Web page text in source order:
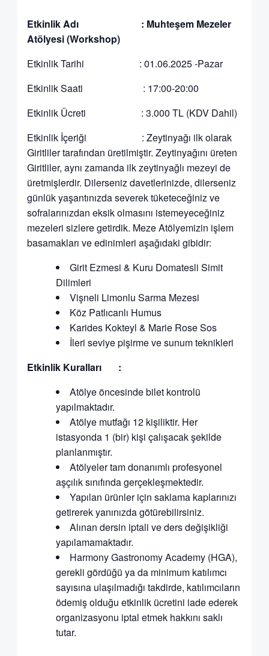
Etkinlik Adı : Muhteşem Mezeler
Atölyesi (Workshop)
Etkinlik Tarihi : 01.06.2025 -Pazar
Etkinlik Saati : 17:00-20:00
Etkinlik Ücreti : 3.000 TL (KDV Dahil)
Etkinlik İçeriği : Zeytinyağı ilk olarak
Giritliler tarafından üretilmiştir. Zeytinyağını üreten
Giritliler, aynı zamanda ilk zeytinyağlı mezeyi de
üretmişlerdir. Dilerseniz davetlerinizde, dilerseniz
günlük yaşantınızda severek tüketeceğiniz ve
sofralarınızdan eksik olmasını istemeyeceğiniz
mezeleri sizlere getirdik. Meze Atölyemizin işlem
basamakları ve edinimleri aşağıdaki gibidir:
Girit Ezmesi & Kuru Domatesli Simit
Dilimleri
Vişneli Limonlu Sarma Mezesi
Köz Patlıcanlı Humus
Karides Kokteyl & Marie Rose Sos
İleri seviye pişirme ve sunum teknikleri
Etkinlik Kuralları :
Atölye öncesinde bilet kontrolü
yapılmaktadır.
Atölye mutfağı 12 kişiliktir. Her
istasyonda 1 (bir) kişi çalışacak şekilde
planlanmıştır.
Atölyeler tam donanımlı profesyonel
aşçılık sınıfında gerçekleşmektedir.
Yapılan ürünler için saklama kaplarınızı
getirerek yanınızda götürebilirsiniz.
Alınan dersin iptali ve ders değişikliği
yapılamamaktadır.
Harmony Gastronomy Academy (HGA),
gerekli gördüğü ya da minimum katılımcı
sayısına ulaşılmadığı takdirde, katılımcıların
ödemiş olduğu etkinlik ücretini iade ederek
organizasyonu iptal etmek hakkını saklı
tutar.